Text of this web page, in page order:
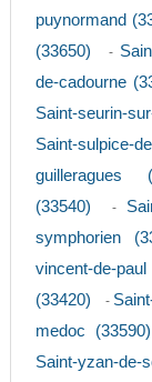
puynormand
(33650)
-
de-cadourne
Saint-seurin-
Saint-sulpice-
guilleragues
(33540)
-
symphorien
vincent-de-
(33420)
-
medoc (33590)
Saint-yzan-de-